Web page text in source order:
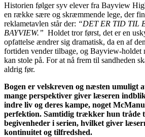
Historien følger syv elever fra Bayview
en række sære og skræmmende lege, der
reklametavlen står der: “DET ER TID TIL
BAYVIEW.” Holdet tror først, det er en
opfattelse ændrer sig dramatisk, da en af
fortiden vender tilbage, og Bayview-holdet
kan stole på. For at nå frem til sandheden
aldrig før.
Bogen er velskreven og næsten umuligt
mange perspektiver giver læseren
indre liv og deres kampe, noget
perfektion. Samtidig trækker hun tråde
begivenheder i serien, hvilket giver
kontinuitet og tilfredshed.